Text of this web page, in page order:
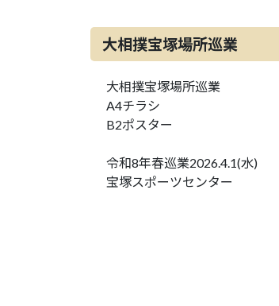
大相撲宝塚場所巡業
大相撲宝塚場所巡業
A4チラシ
B2ポスター
令和8年春巡業2026.4.1(水)
宝塚スポーツセンター